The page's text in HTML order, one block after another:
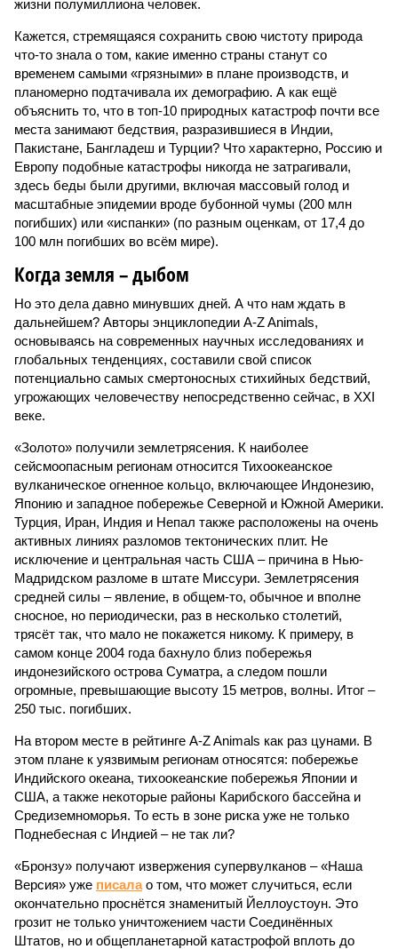
жизни полумиллиона человек.
Кажется, стремящаяся сохранить свою чистоту природа
что-то знала о том, какие именно страны станут со
временем самыми «грязными» в плане производств, и
планомерно подтачивала их демографию. А как ещё
объяснить то, что в топ-10 природных катастроф почти все
места занимают бедствия, разразившиеся в Индии,
Пакистане, Бангладеш и Турции? Что характерно, Россию и
Европу подобные катастрофы никогда не затрагивали,
здесь беды были другими, включая массовый голод и
масштабные эпидемии вроде бубонной чумы (200 млн
погибших) или «испанки» (по разным оценкам, от 17,4 до
100 млн погибших во всём мире).
Когда земля – дыбом
Но это дела давно минувших дней. А что нам ждать в
дальнейшем? Авторы энциклопедии A-Z Animals,
основываясь на современных научных исследованиях и
глобальных тенденциях, составили свой список
потенциально самых смертоносных стихийных бедствий,
угрожающих человечеству непосредственно сейчас, в XXI
веке.
«Золото» получили землетрясения. К наиболее
сейсмоопасным регионам относится Тихоокеанское
вулканическое огненное кольцо, включающее Индонезию,
Японию и западное побережье Северной и Южной Америки.
Турция, Иран, Индия и Непал также расположены на очень
активных линиях разломов тектонических плит. Не
исключение и центральная часть США – причина в Нью-
Мадридском разломе в штате Миссури. Землетрясения
средней силы – явление, в общем-то, обычное и вполне
сносное, но периодически, раз в несколько столетий,
трясёт так, что мало не покажется никому. К примеру, в
самом конце 2004 года бахнуло близ побережья
индонезийского острова Суматра, а следом пошли
огромные, превышающие высоту 15 метров, волны. Итог –
250 тыс. погибших.
На втором месте в рейтинге A-Z Animals как раз цунами. В
этом плане к уязвимым регионам относятся: побережье
Индийского океана, тихо­океанские побережья Японии и
США, а также некоторые районы Карибского бассейна и
Средиземноморья. То есть в зоне риска уже не только
Поднебесная с Индией – не так ли?
«Бронзу» получают извержения супервулканов – «Наша
Версия» уже писалао том, что может случиться, если
окончательно проснётся знаменитый Йеллоустоун. Это
грозит не только уничтожением части Соединённых
Штатов, но и общепланетарной катастрофой вплоть до